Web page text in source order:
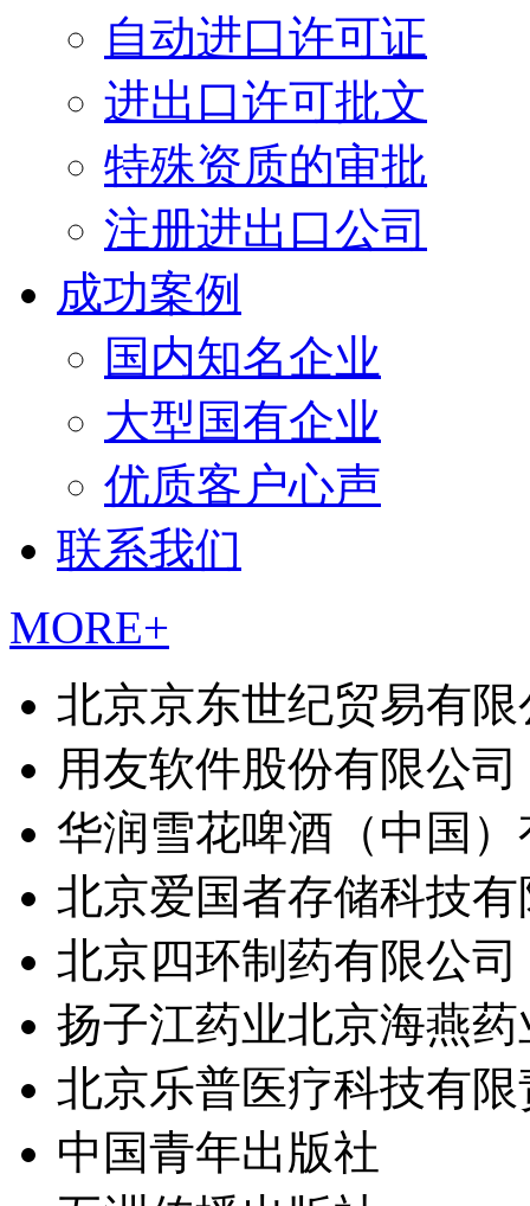
自动进口许可证
进出口许可批文
特殊资质的审批
注册进出口公司
成功案例
国内知名企业
大型国有企业
优质客户心声
联系我们
MORE+
北京京东世纪贸易有限
用友软件股份有限公司
华润雪花啤酒（中国
北京爱国者存储科技
北京四环制药有限公司
扬子江药业北京海燕
北京乐普医疗科技有
中国青年出版社